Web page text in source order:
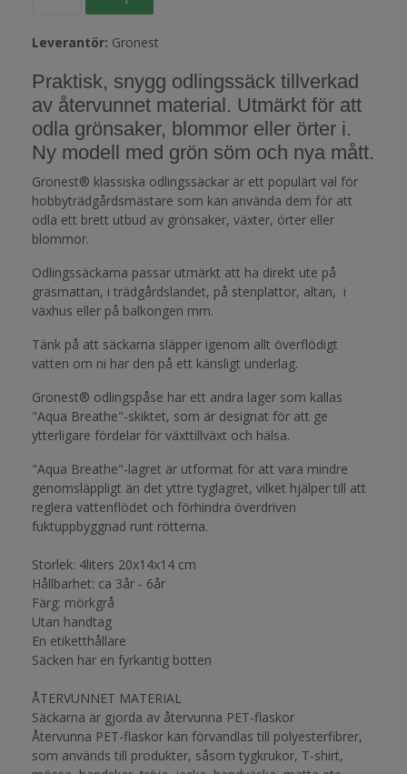
Leverantör: Gronest
Praktisk, snygg odlingssäck tillverkad
av återvunnet material. Utmärkt för att
odla grönsaker, blommor eller örter i.
Ny modell med grön söm och nya mått.
Gronest® klassiska odlingssäckar är ett populärt val för
hobbyträdgårdsmästare som kan använda dem för att
odla ett brett utbud av grönsaker, växter, örter eller
blommor.
Odlingssäckarna passar utmärkt att ha direkt ute på
gräsmattan, i trädgårdslandet, på stenplattor, altan, i
växhus eller på balkongen mm.
Tänk på att säckarna släpper igenom allt överflödigt
vatten om ni har den på ett känsligt underlag.
Gronest® odlingspåse har ett andra lager som kallas
"Aqua Breathe"-skiktet, som är designat för att ge
ytterligare fördelar för växttillväxt och hälsa.
"Aqua Breathe"-lagret är utformat för att vara mindre
genomsläppligt än det yttre tyglagret, vilket hjälper till att
reglera vattenflödet och förhindra överdriven
fuktuppbyggnad runt rötterna.
Storlek: 4liters 20x14x14 cm
Hållbarhet: ca 3år - 6år
Färg: mörkgrå
Utan handtag
En etiketthållare
Säcken har en fyrkantig botten
ÅTERVUNNET MATERIAL
Säckarna är gjorda av återvunna PET-flaskor
Återvunna PET-flaskor kan förvandlas till polyesterfibrer,
som används till produkter, såsom tygkrukor, T-shirt,